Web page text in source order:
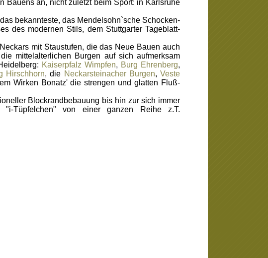
Bauens an, nicht zuletzt beim Sport: in Karlsruhe
bekannteste, das Mendelsohn`sche Schocken-
des modernen Stils, dem Stuttgarter Tageblatt-
mit Staustufen, die das Neue Bauen auch
mittelalterlichen Burgen auf sich aufmerksam
Kaiserpfalz Wimpfen, Burg Ehrenberg,
Hirschhorn, die Neckarsteinacher Burgen,Veste
Wirken Bonatz' die strengen und glatten Fluß-
Blockrandbebauung bis hin zur sich immer
"i-Tüpfelchen" von einer ganzen Reihe z.T.